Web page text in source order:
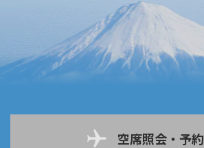
空席照会・予約